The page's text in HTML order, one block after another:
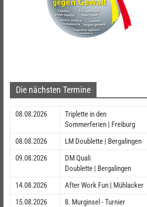
Die nächsten Termine
08.08.2026
Triplette in den
Sommerferien | Freiburg
08.08.2026
LM Doublette | Bergalingen
09.08.2026
DM Quali
Doublette | Bergalingen
14.08.2026
After Work Fun | Mühlacker
15.08.2026
8. Murginsel - Turnier